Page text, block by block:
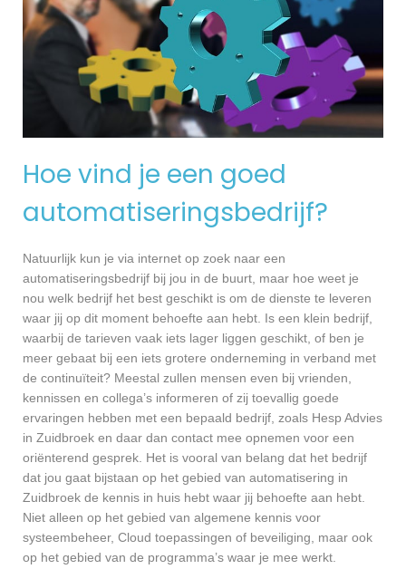
Hoe vind je een goed
automatiseringsbedrijf?
Natuurlijk kun je via internet op zoek naar een
automatiseringsbedrijf bij jou in de buurt, maar hoe weet je
nou welk bedrijf het best geschikt is om de dienste te leveren
waar jij op dit moment behoefte aan hebt. Is een klein bedrijf,
waarbij de tarieven vaak iets lager liggen geschikt, of ben je
meer gebaat bij een iets grotere onderneming in verband met
de continuïteit? Meestal zullen mensen even bij vrienden,
kennissen en collega’s informeren of zij toevallig goede
ervaringen hebben met een bepaald bedrijf, zoals Hesp Advies
in Zuidbroek en daar dan contact mee opnemen voor een
oriënterend gesprek. Het is vooral van belang dat het bedrijf
dat jou gaat bijstaan op het gebied van automatisering in
Zuidbroek de kennis in huis hebt waar jij behoefte aan hebt.
Niet alleen op het gebied van algemene kennis voor
systeembeheer, Cloud toepassingen of beveiliging, maar ook
op het gebied van de programma’s waar je mee werkt.